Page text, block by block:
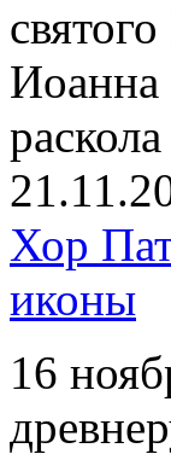
Иоанна
Хор
иконы
16